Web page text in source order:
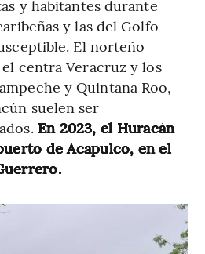
y habitantes durante
y las del Golfo
El norteño
centra Veracruz y los
y Quintana Roo,
suelen ser
En 2023, el Huracán
de Acapulco, en el